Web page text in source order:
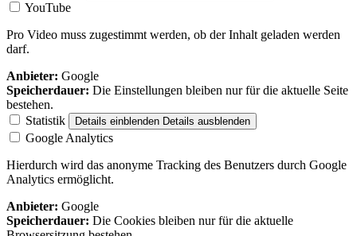
YouTube
Pro Video muss zugestimmt werden, ob der Inhalt geladen werden
darf.
Anbieter: Google
Speicherdauer: Die Einstellungen bleiben nur für die aktuelle Seite
bestehen.
Statistik
Details einblenden Details ausblenden
Google Analytics
Hierdurch wird das anonyme Tracking des Benutzers durch Google
Analytics ermöglicht.
Anbieter: Google
Speicherdauer: Die Cookies bleiben nur für die aktuelle